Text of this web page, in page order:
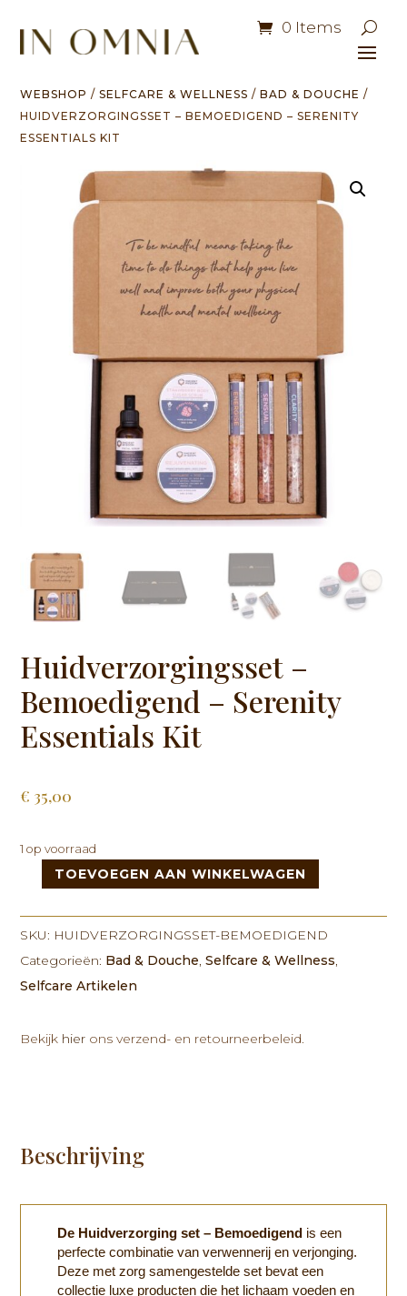
0 Items
WEBSHOP /SELFCARE & WELLNESS /BAD & DOUCHE /
HUIDVERZORGINGSSET – BEMOEDIGEND – SERENITY
ESSENTIALS KIT
Huidverzorgingsset –
Bemoedigend – Serenity
Essentials Kit
€ 35,00
1 op voorraad
Huidverzorgingsset
Serenity
Essentials
TOEVOEGEN AAN WINKELWAGEN
SKU: HUIDVERZORGINGSSET-BEMOEDIGEND
Categorieën: Bad & Douche,Selfcare & Wellness,
Selfcare Artikelen
Bekijk hier ons verzend- en retourneerbeleid.
Beschrijving
De Huidverzorging set – Bemoedigend is een
perfecte combinatie van verwennerij en verjonging.
Deze met zorg samengestelde set bevat een
collectie luxe producten die het lichaam voeden en